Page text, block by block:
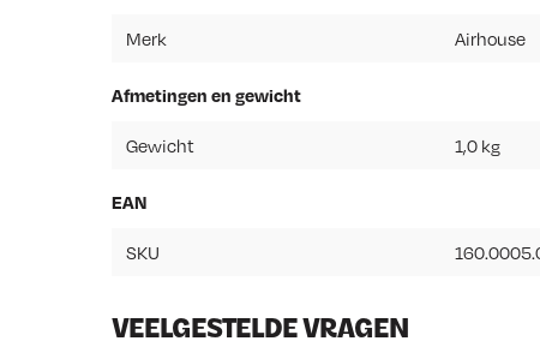
Merk Airhouse
Afmetingen en gewicht
Gewicht 1,0 kg
EAN
SKU
VEELGESTELDE VRAGEN